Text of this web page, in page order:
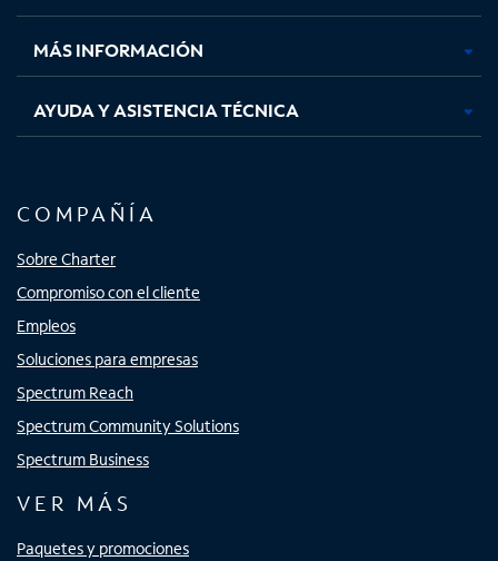
nuevanuevanuevanueva
MÁS INFORMACIÓN
AYUDA Y ASISTENCIA TÉCNICA
COMPAÑÍA
Sobre Charter
Compromiso con el cliente
Empleos
Soluciones para empresas
Spectrum Reach
Spectrum Community Solutions
Spectrum Business
VER MÁS
Paquetes y promociones